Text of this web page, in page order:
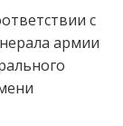
с
армии